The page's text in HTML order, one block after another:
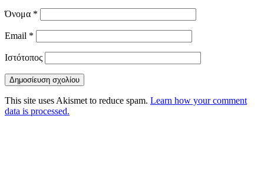
Όνομα *
Email *
Ιστότοπος
This site uses Akismet to reduce spam. Learn how your comment
data is processed.